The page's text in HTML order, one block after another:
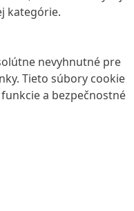
kategórie.
nevyhnutné pre
Tieto súbory cookie
a bezpečnostné